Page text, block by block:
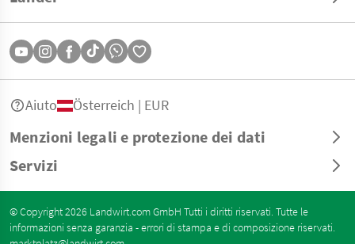
Menzioni legali e protezione dei dati
Servizi
Aiuto Österreich | EUR
© Copyright 2026 Landwirt.com GmbH Tutti i diritti riservati. Tutte le
informazioni senza garanzia - errori di stampa e di composizione riservati.